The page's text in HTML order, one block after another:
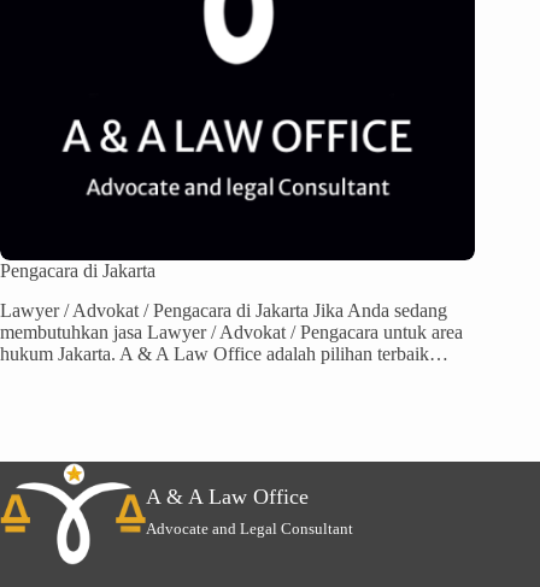
Pengacara di Jakarta
Lawyer / Advokat / Pengacara di Jakarta Jika Anda sedang
membutuhkan jasa Lawyer / Advokat / Pengacara untuk area
hukum Jakarta. A & A Law Office adalah pilihan terbaik…
A & A Law Office
Advocate and Legal Consultant